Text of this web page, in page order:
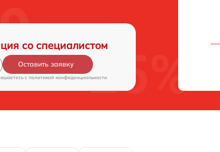
со специалистом
Оставить заявку
c политикой конфиденциальности